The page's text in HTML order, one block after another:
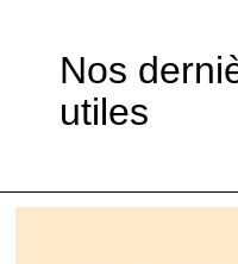
Nos
utiles